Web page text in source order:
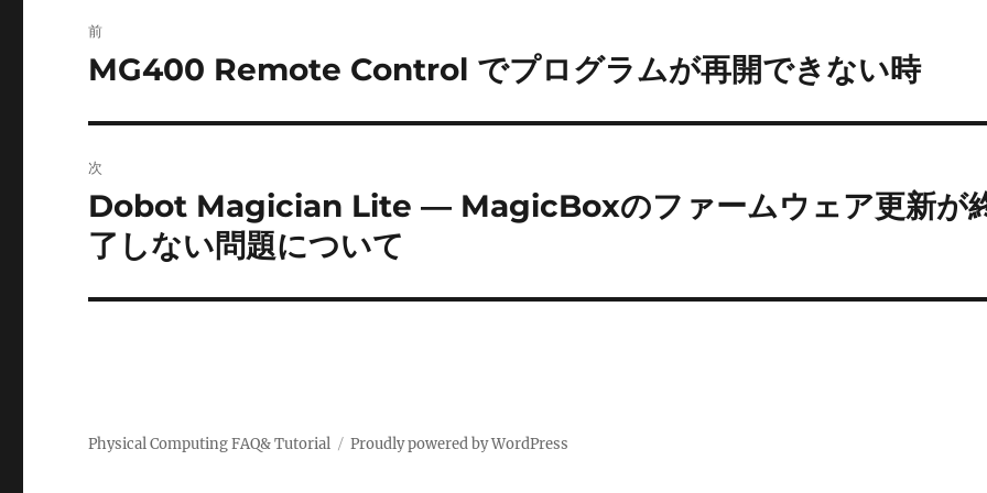
稿
ゲ
ー
前
前
投
稿:
MG400 Remote Control でプログラムが再開できない時
次
次
の
投
稿:
Dobot Magician Lite ― MagicBoxのファームウェア更新が
了しない問題について
Physical Computing FAQ& Tutorial Proudly powered by WordPress